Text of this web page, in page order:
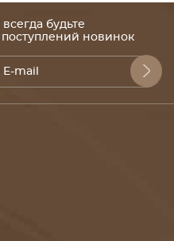
будьте
новинок